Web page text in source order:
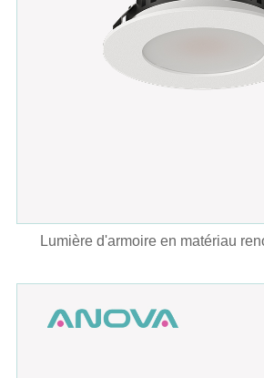
Lumière d'armoire en matériau